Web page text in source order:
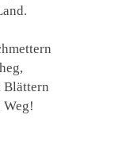
Blättern